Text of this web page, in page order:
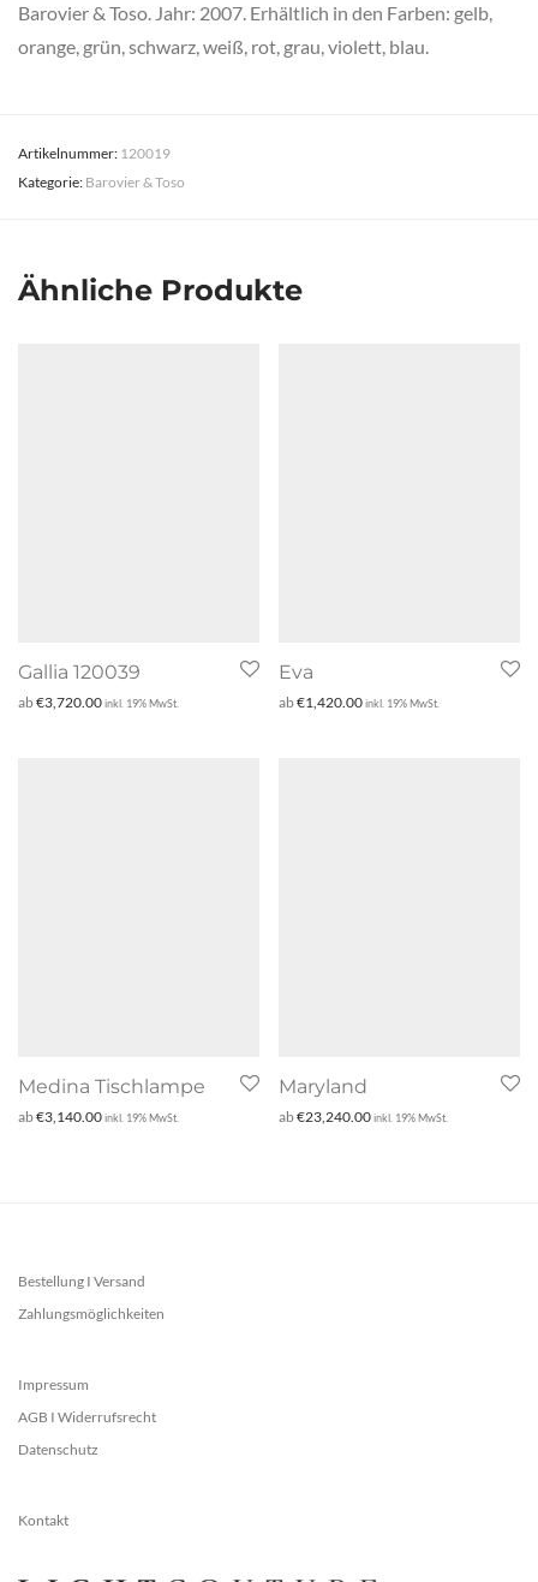
Barovier & Toso. Jahr: 2007. Erhältlich in den Farben: gelb,
orange, grün, schwarz, weiß, rot, grau, violett, blau.
Artikelnummer: 120019
Kategorie: Barovier & Toso
Ähnliche Produkte
Gallia 120039
ab€3,720.00inkl. 19% MwSt.
Eva
ab€1,420.00inkl. 19% MwSt.
Medina Tischlampe
ab€3,140.00inkl. 19% MwSt.
Maryland
ab€23,240.00inkl. 19% MwSt.
Bestellung I Versand
Zahlungsmöglichkeiten
Impressum
AGB I Widerrufsrecht
Datenschutz
Kontakt